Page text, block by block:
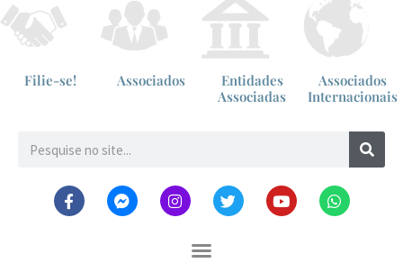
Filie-se! Associados
Entidades
Associadas
Associados
Internacionais